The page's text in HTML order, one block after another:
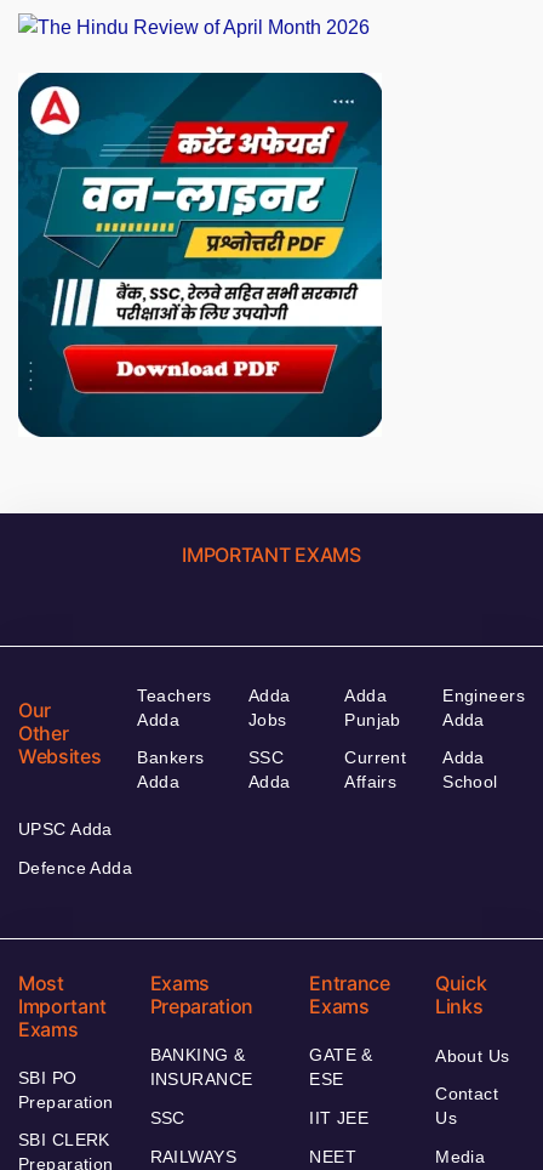
IMPORTANT EXAMS
Our
Other
Websites
Teachers
Adda
Bankers
Adda
Adda
Jobs
SSC
Adda
Adda
Punjab
Current
Affairs
Engineers
Adda
Adda
School
UPSC Adda
Defence Adda
Most
Important
Exams
SBI PO
Preparation
SBI CLERK
Preparation
Exams
Preparation
BANKING &
INSURANCE
SSC
RAILWAYS
Entrance
Exams
GATE &
ESE
IIT JEE
NEET
Quick
Links
About Us
Contact
Us
Media